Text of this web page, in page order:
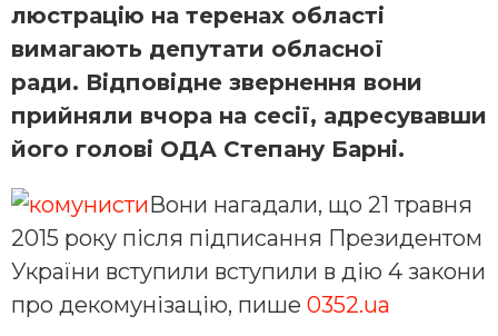
люстрацію на теренах області
вимагають депутати обласної
ради. Відповідне звернення вони
прийняли вчора на сесії, адресувавши
його голові ОДА Степану Барні.
Вони нагадали, що 21 травня
2015 року після підписання Президентом
України вступили вступили в дію 4 закони
про декомунізацію, пише 0352.ua